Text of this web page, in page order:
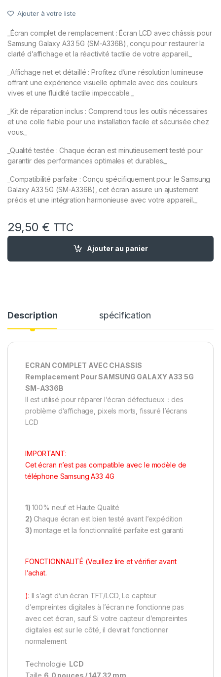
Ajouter à votre liste
_Écran complet de remplacement : Écran LCD avec châssis pour
Samsung Galaxy A33 5G (SM-A336B), conçu pour restaurer la
clarté d’affichage et la réactivité tactile de votre appareil._
_Affichage net et détaillé : Profitez d’une résolution lumineuse
offrant une expérience visuelle optimale avec des couleurs
vives et une fluidité tactile impeccable._
_Kit de réparation inclus : Comprend tous les outils nécessaires
et une colle fiable pour une installation facile et sécurisée chez
vous._
_Qualité testée : Chaque écran est minutieusement testé pour
garantir des performances optimales et durables._
_Compatibilité parfaite : Conçu spécifiquement pour le Samsung
Galaxy A33 5G (SM-A336B), cet écran assure un ajustement
précis et une intégration harmonieuse avec votre appareil._
29,50 € TTC
quantité de Ecran Complet remplacement pour Samsung
Ajouter au panier
Description spécification
ECRAN COMPLET AVEC CHASSIS
Remplacement Pour SAMSUNG GALAXY A33 5G
SM-A336B
Il est utilisé pour réparer l’écran défectueux：des
problème d’affichage, pixels morts, fissuré l’écrans
LCD
IMPORTANT:
Cet écran n’est pas compatible avec le modèle de
téléphone Samsung A33 4G
1) 100% neuf et Haute Qualité
2) Chaque écran est bien testé avant l’expédition
3) montage et la fonctionnalité parfaite est garanti
FONCTIONNALITÉ (Veuillez lire et vérifier avant
l’achat.
): Il s’agit d’un écran TFT/LCD, Le capteur
d’empreintes digitales à l’écran ne fonctionne pas
avec cet écran, sauf Si votre capteur d’empreintes
digitales est sur le côté, il devrait fonctionner
normalement.
Technologie LCD
Taille 6,0 pouces / 147,32 mm